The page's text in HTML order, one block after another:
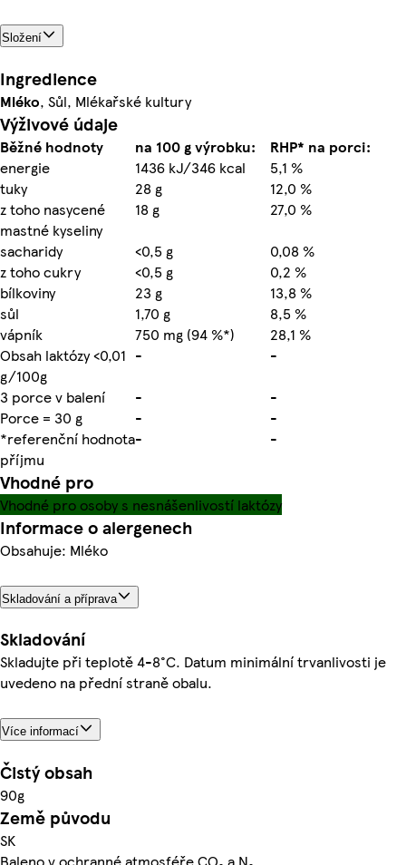
Složení
Ingredience
Mléko, Sůl, Mlékařské kultury
Výživové údaje
Běžné hodnoty na 100 g výrobku:
RHP* na porci:
energie
1436 kJ/346 kcal
5,1 %
tuky
28 g
12,0 %
z toho nasycené
mastné kyseliny
18 g
27,0 %
sacharidy
<0,5 g
0,08 %
z toho cukry
<0,5 g
0,2 %
bílkoviny
23 g
13,8 %
sůl
1,70 g
8,5 %
vápník
750 mg (94 %*)
28,1 %
Obsah laktózy <0,01
g/100g
-
-
3 porce v balení
-
-
Porce = 30 g
-
-
*referenční hodnota
příjmu
- -
Vhodné pro
Vhodné pro osoby s nesnášenlivostí laktózy
Informace o alergenech
Obsahuje: Mléko
Skladování a příprava
Skladování
Skladujte při teplotě 4-8°C. Datum minimální trvanlivosti je
uvedeno na přední straně obalu.
Více informací
Čistý obsah
90g
Země původu
SK